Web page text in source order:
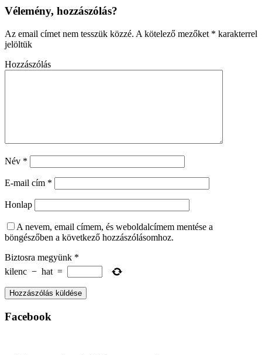
Vélemény, hozzászólás?
Az email címet nem tesszük közzé. A kötelező mezőket * karakterrel
jelöltük
Hozzászólás
Név *
E-mail cím *
Honlap
A nevem, email címem, és weboldalcímem mentése a
böngészőben a következő hozzászólásomhoz.
Biztosra megyünk *
kilenc − hat =
Facebook